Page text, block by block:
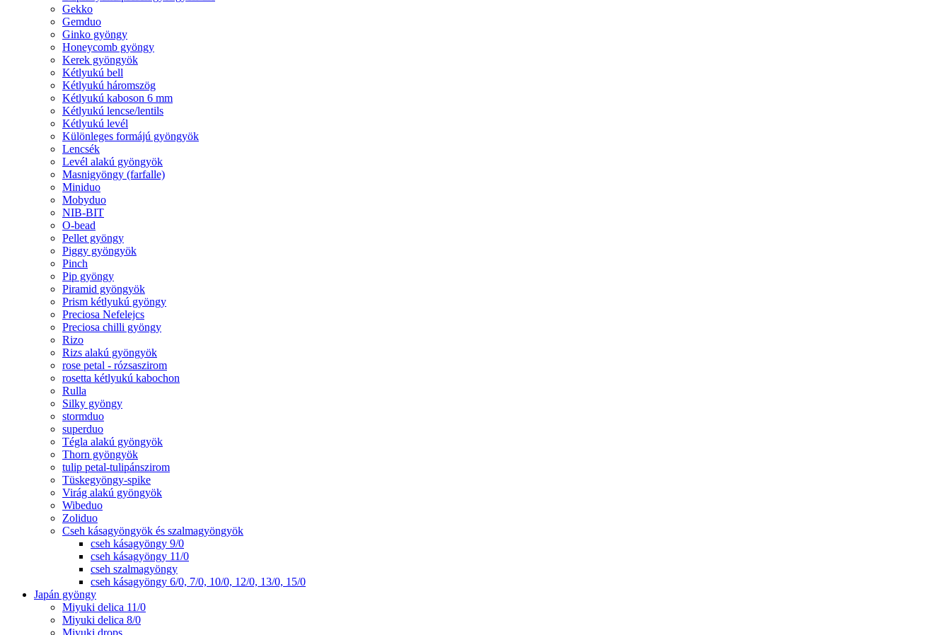
Gekko
Gemduo
Ginko gyöngy
Honeycomb gyöngy
Kerek gyöngyök
Kétlyukú bell
Kétlyukú háromszög
Kétlyukú kaboson 6 mm
Kétlyukú lencse/lentils
Kétlyukú levél
Különleges formájú gyöngyök
Lencsék
Levél alakú gyöngyök
Masnigyöngy (farfalle)
Miniduo
Mobyduo
NIB-BIT
O-bead
Pellet gyöngy
Piggy gyöngyök
Pinch
Pip gyöngy
Piramid gyöngyök
Prism kétlyukú gyöngy
Preciosa Nefelejcs
Preciosa chilli gyöngy
Rizo
Rizs alakú gyöngyök
rose petal - rózsaszirom
rosetta kétlyukú kabochon
Rulla
Silky gyöngy
stormduo
superduo
Tégla alakú gyöngyök
Thorn gyöngyök
tulip petal-tulipánszirom
Tüskegyöngy-spike
Virág alakú gyöngyök
Wibeduo
Zoliduo
Cseh kásagyöngyök és szalmagyöngyök
cseh kásagyöngy 9/0
cseh kásagyöngy 11/0
cseh szalmagyöngy
cseh kásagyöngy 6/0, 7/0, 10/0, 12/0, 13/0, 15/0
Japán gyöngy
Miyuki delica 11/0
Miyuki delica 8/0